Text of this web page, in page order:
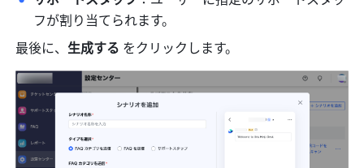
フが割り当てられます。
最後に、 生成する をクリックします。